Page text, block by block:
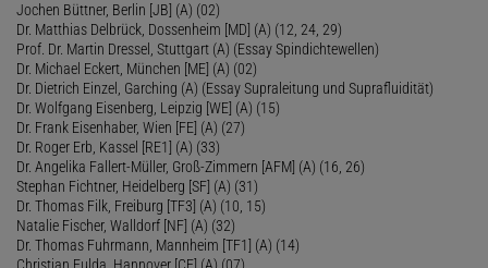
Jochen Büttner, Berlin [JB] (A) (02)
Dr. Matthias Delbrück, Dossenheim [MD] (A) (12, 24, 29)
Prof. Dr. Martin Dressel, Stuttgart (A) (Essay Spindichtewellen)
Dr. Michael Eckert, München [ME] (A) (02)
Dr. Dietrich Einzel, Garching (A) (Essay Supraleitung und Suprafluidität)
Dr. Wolfgang Eisenberg, Leipzig [WE] (A) (15)
Dr. Frank Eisenhaber, Wien [FE] (A) (27)
Dr. Roger Erb, Kassel [RE1] (A) (33)
Dr. Angelika Fallert-Müller, Groß-Zimmern [AFM] (A) (16, 26)
Stephan Fichtner, Heidelberg [SF] (A) (31)
Dr. Thomas Filk, Freiburg [TF3] (A) (10, 15)
Natalie Fischer, Walldorf [NF] (A) (32)
Dr. Thomas Fuhrmann, Mannheim [TF1] (A) (14)
Christian Fulda, Hannover [CF] (A) (07)